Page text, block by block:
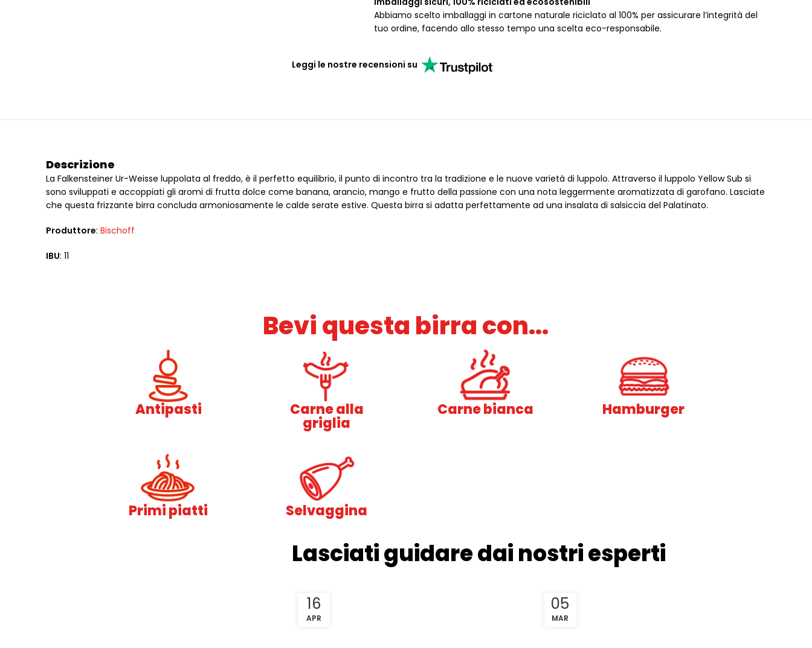
Abbiamo scelto imballaggi in cartone naturale riciclato al 100% per assicurare l’integrità del
tuo ordine, facendo allo stesso tempo una scelta eco-responsabile.
Leggi le nostre recensioni su
Descrizione
La Falkensteiner Ur-Weisse luppolata al freddo, è il perfetto equilibrio, il punto di incontro tra la tradizione e le nuove varietà di luppolo. Attraverso il luppolo Yellow Sub si
sono sviluppati e accoppiati gli aromi di frutta dolce come banana, arancio, mango e frutto della passione con una nota leggermente aromatizzata di garofano. Lasciate
che questa frizzante birra concluda armoniosamente le calde serate estive. Questa birra si adatta perfettamente ad una insalata di salsiccia del Palatinato.
Produttore: Bischoff
IBU: 11
Bevi questa birra con...
Antipasti Carne alla
griglia
Carne bianca Hamburger
Primi piatti Selvaggina
Lasciati guidare dai nostri esperti
16
APR
05
MAR